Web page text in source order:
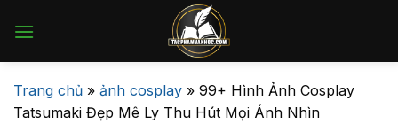
qua
Trang chủ » ảnh cosplay » 99+ Hình Ảnh Cosplay
Tatsumaki Đẹp Mê Ly Thu Hút Mọi Ánh Nhìn